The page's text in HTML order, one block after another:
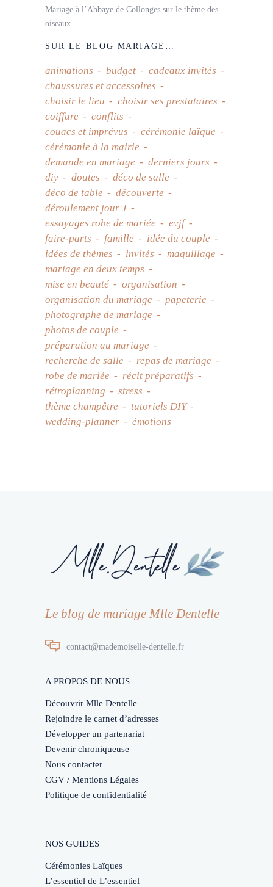
Mariage à l’Abbaye de Collonges sur le thème des
oiseaux
SUR LE BLOG MARIAGE…
animations budget
cadeaux invités
chaussures et accessoires
choisir le lieu
choisir ses prestataires
coiffure
conflits
couacs et imprévus
cérémonie laïque
cérémonie à la mairie
demande en mariage
derniers jours
diy
doutes
déco de salle
déco de table
découverte
déroulement jour J
essayages robe de mariée
evjf
faire-parts
famille
idée du couple
idées de thèmes
invités
maquillage
mariage en deux temps
mise en beauté
organisation
organisation du mariage
papeterie
photographe de mariage
photos de couple
préparation au mariage
recherche de salle
repas de mariage
robe de mariée
récit préparatifs
rétroplanning
stress
thème champêtre
tutoriels DIY
wedding-planner
émotions
Le blog de mariage Mlle Dentelle
contact@mademoiselle-dentelle.fr
A PROPOS DE NOUS
Découvrir Mlle Dentelle
Rejoindre le carnet d’adresses
Développer un partenariat
Devenir chroniqueuse
Nous contacter
CGV / Mentions Légales
Politique de confidentialité
NOS GUIDES
Cérémonies Laïques
L’essentiel de L’essentiel